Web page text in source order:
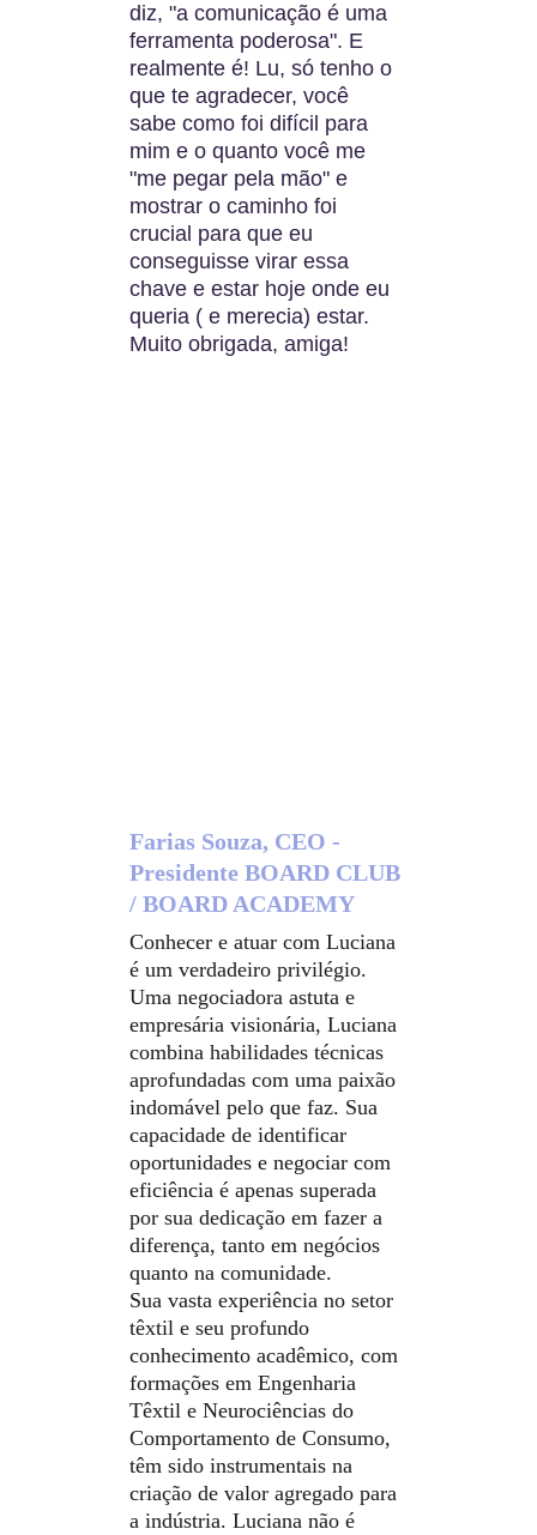
diz, "a comunicação é uma
ferramenta poderosa". E
realmente é! Lu, só tenho o
que te agradecer, você
sabe como foi difícil para
mim e o quanto você me
"me pegar pela mão" e
mostrar o caminho foi
crucial para que eu
conseguisse virar essa
chave e estar hoje onde eu
queria ( e merecia) estar.
Muito obrigada, amiga!
Farias Souza, CEO -
Presidente BOARD CLUB
/ BOARD ACADEMY
Conhecer e atuar com Luciana
é um verdadeiro privilégio.
Uma negociadora astuta e
empresária visionária, Luciana
combina habilidades técnicas
aprofundadas com uma paixão
indomável pelo que faz. Sua
capacidade de identificar
oportunidades e negociar com
eficiência é apenas superada
por sua dedicação em fazer a
diferença, tanto em negócios
quanto na comunidade.
Sua vasta experiência no setor
têxtil e seu profundo
conhecimento acadêmico, com
formações em Engenharia
Têxtil e Neurociências do
Comportamento de Consumo,
têm sido instrumentais na
criação de valor agregado para
a indústria. Luciana não é